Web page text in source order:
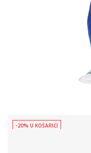
-20% U KOŠARICI